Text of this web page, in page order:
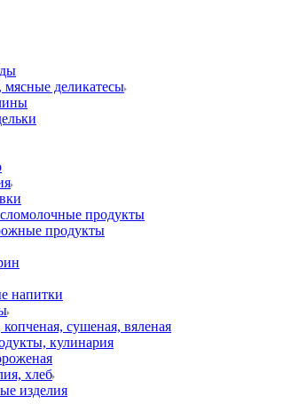
мясные деликатесы
продукты
продукты
напитки
сушеная, вяленая
кулинария
хлеб
изделия